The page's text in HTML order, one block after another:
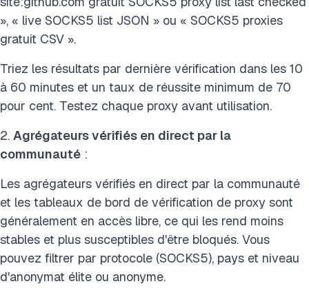
», « live SOCKS5 list JSON » ou « SOCKS5 proxies
gratuit CSV ».
Triez les résultats par dernière vérification dans les 10
à 60 minutes et un taux de réussite minimum de 70
pour cent. Testez chaque proxy avant utilisation.
2. Agrégateurs vérifiés en direct par la
communauté :
Les agrégateurs vérifiés en direct par la communauté
et les tableaux de bord de vérification de proxy sont
généralement en accès libre, ce qui les rend moins
stables et plus susceptibles d'être bloqués. Vous
pouvez filtrer par protocole (SOCKS5), pays et niveau
d'anonymat élite ou anonyme.